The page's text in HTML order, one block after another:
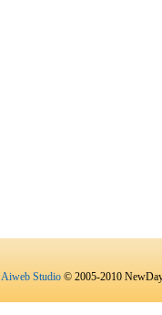
Aiweb Studio © 2005-2010